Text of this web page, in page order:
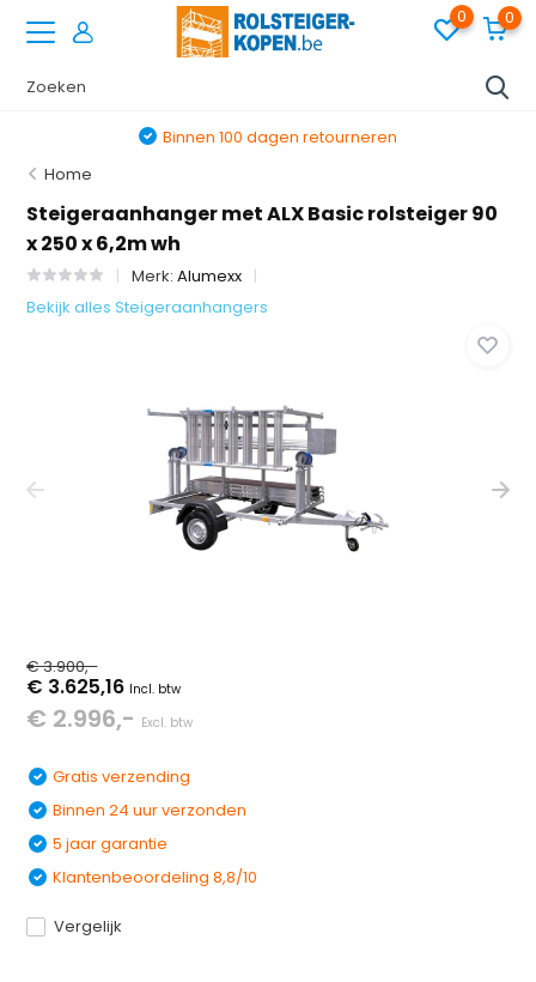
0 0
Binnen 100 dagen retourneren
Home
Steigeraanhanger met ALX Basic rolsteiger 90
x 250 x 6,2m wh
Merk:Alumexx
Bekijk alles Steigeraanhangers
€ 3.900,-
€ 3.625,16 Incl. btw
€ 2.996,- Excl. btw
Gratis verzending
Binnen 24 uur verzonden
5 jaar garantie
Klantenbeoordeling 8,8/10
Vergelijk